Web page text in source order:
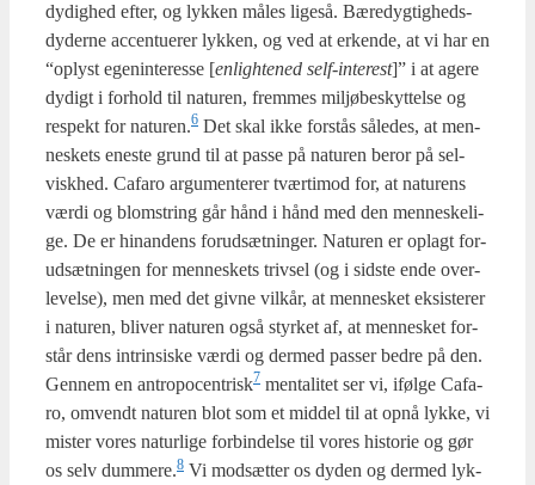
dydig­hed efter, og lyk­ken måles lige­så. Bære­dyg­tig­heds­
dyder­ne accen­tu­e­rer lyk­ken, og ved at erken­de, at vi har en
“oplyst egen­in­te­res­se [enligh­te­ned self-inte­r­est]” i at age­re
dydigt i for­hold til natu­ren, frem­mes mil­jø­be­skyt­tel­se og
respekt for naturen.6 Det skal ikke for­stås såle­des, at men­
ne­skets ene­ste grund til at pas­se på natu­ren beror på sel­
visk­hed. Cafa­ro argu­men­te­rer tvær­ti­mod for, at natu­rens
vær­di og blom­string går hånd i hånd med den men­ne­ske­li­
ge. De er hin­an­dens for­ud­sæt­nin­ger. Natu­ren er oplagt for­
ud­sæt­nin­gen for men­ne­skets triv­sel (og i sid­ste ende over­
le­vel­se), men med det giv­ne vil­kår, at men­ne­sket eksi­ste­rer
i natu­ren, bli­ver natu­ren også styr­ket af, at men­ne­sket for­
står dens intrin­si­ske vær­di og der­med pas­ser bed­re på den.
Gen­nem en antropocentrisk7 men­ta­li­tet ser vi, iføl­ge Cafa­
ro, omvendt natu­ren blot som et mid­del til at opnå lyk­ke, vi
mister vores natur­li­ge for­bin­del­se til vores histo­rie og gør
os selv dummere.8 Vi mod­sæt­ter os dyden og der­med lyk­